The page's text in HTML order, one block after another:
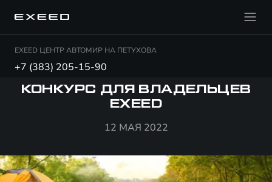
EXEED ЦЕНТР АВТОМИР НА ПЕТУХОВА
+7 (383) 205-15-90
КОНКУРС ДЛЯ ВЛАДЕЛЬЦЕВ
EXEED
12 МАЯ 2022